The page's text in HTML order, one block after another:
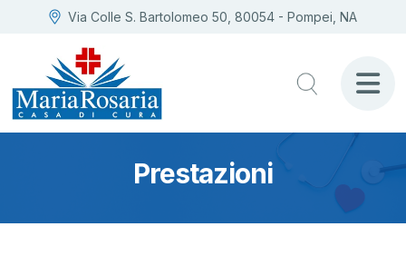
Via Colle S. Bartolomeo 50, 80054 - Pompei, NA
Prestazioni